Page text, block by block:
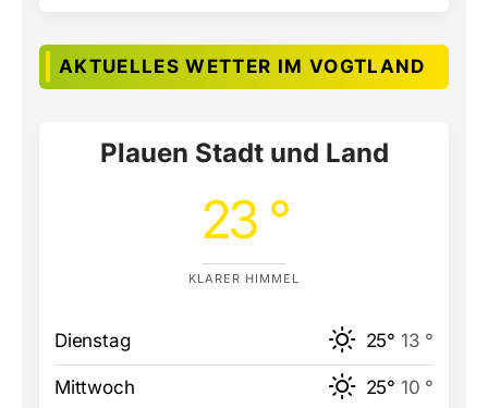
AKTUELLES WETTER IM VOGTLAND
Plauen Stadt und Land
23 °
KLARER HIMMEL
Dienstag 25° 13 °
Mittwoch 25° 10 °